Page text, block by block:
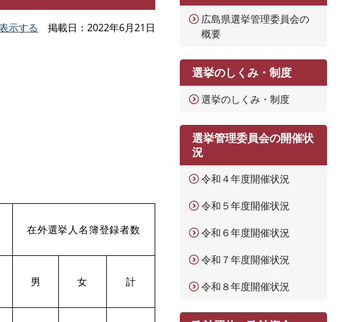
示する 掲載日 2022年6月21日
在外選挙人名簿登録者数
男 女 計
広島県選挙管理委員会の
概要
選挙のしくみ・制度
選挙のしくみ・制度
選挙管理委員会の開催状
況
令和４年度開催状況
令和５年度開催状況
令和６年度開催状況
令和７年度開催状況
令和８年度開催状況